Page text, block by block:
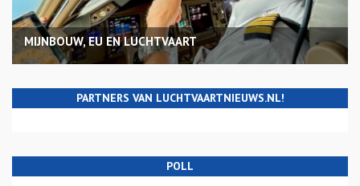
MIJNBOUW, EU EN LUCHTVAART
PARTNERS VAN LUCHTVAARTNIEUWS.NL!
POLL